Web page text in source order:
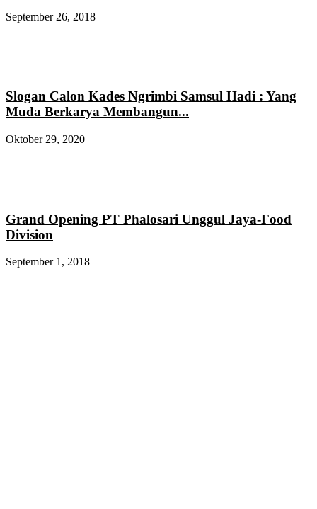
September 26, 2018
Slogan Calon Kades Ngrimbi Samsul Hadi : Yang
Muda Berkarya Membangun...
Oktober 29, 2020
Grand Opening PT Phalosari Unggul Jaya-Food
Division
September 1, 2018